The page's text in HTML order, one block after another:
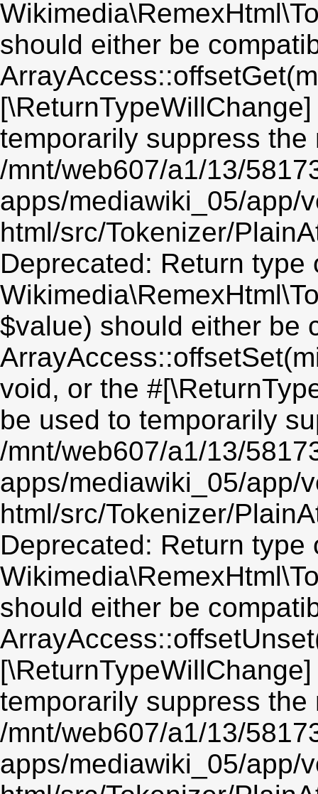
should either be
temporarily suppress the
/mnt/web607/a1/13/
apps/mediawiki_05/app/
html/src/Tokenizer/
Deprecated: Return type
$value) should either be
void, or the
be used to temporarily
/mnt/web607/a1/13/
apps/mediawiki_05/app/
html/src/Tokenizer/
Deprecated: Return type
should either be
temporarily suppress the
/mnt/web607/a1/13/
apps/mediawiki_05/app/